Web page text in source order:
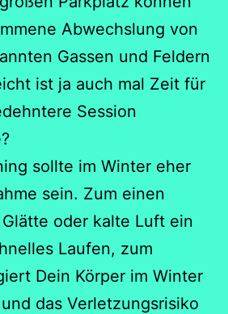
Abwechslung von
Gassen und Feldern
ist ja auch mal Zeit für
Session
sollte im Winter eher
sein. Zum einen
oder kalte Luft ein
Laufen, zum
Dein Körper im Winter
das Verletzungsrisiko